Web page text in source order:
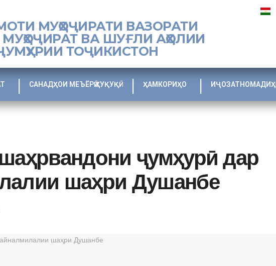
МУҲОҶИРАТИ ВАЗОРАТИ
МУҲОҶИРАТ ВА ШУҒЛИ АҲОЛИИ
ТОҶИКИСТОН
САНАДҲОИ МЕЪЁРӢ ҲУҚУҚӢ ҲАМКОРИҲО ИҶОЗАТНОМАДИҲӢ
ҷумҳурӣ дар
шаҳри Душанбе